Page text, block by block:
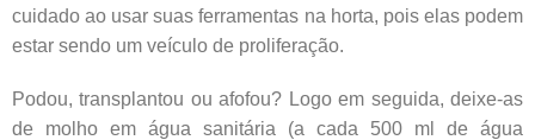
cuidado ao usar suas ferramentas na horta, pois elas podem
estar sendo um veículo de proliferação.
Podou, transplantou ou afofou? Logo em seguida, deixe-as
de molho em água sanitária (a cada 500 ml de água